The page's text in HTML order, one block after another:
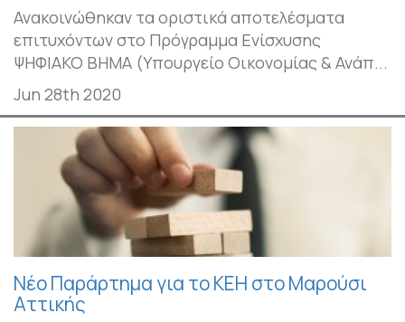
Ανακοινώθηκαν τα οριστικά αποτελέσματα
επιτυχόντων στο Πρόγραμμα Ενίσχυσης
ΨΗΦΙΑΚΟ ΒΗΜΑ (Υπουργείο Οικονομίας & Ανάπ...
Jun 28th 2020
Νέο Παράρτημα για το ΚΕΗ στο Μαρούσι
Αττικής